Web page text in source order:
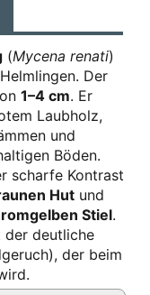
(Mycena renati)
Der
1–4 cm. Er
Laubholz,
und
Böden.
scharfe Kontrast
Hut und
Stiel.
der deutliche
der beim